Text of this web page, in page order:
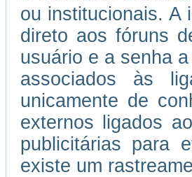
ou institucionais. A
direto aos fóruns
usuário e a senha
associados às
unicamente de
externos ligados
publicitárias para
existe um